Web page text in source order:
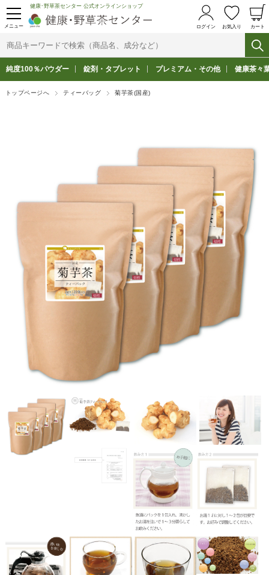
メニュー
健康･野草茶センター 公式オンラインショップ
ログイン お気入り カート
純度100％パウダー 錠剤・タブレット プレミアム・その他 健康茶々
トップページへ ティーバッグ 菊芋茶(国産)